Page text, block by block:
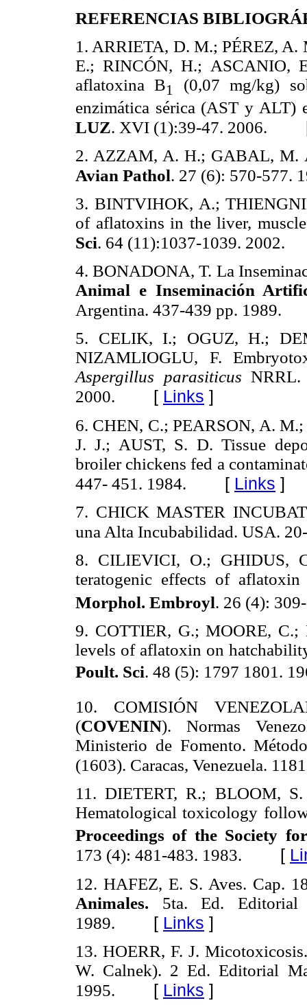
REFERENCIAS
1. ARRIETA, D. M.; PÉREZ,
E.; RINCÓN, H.; ASCANIO,
aflatoxina B1
(0,07 mg/kg)
enzimática sérica (AST y ALT)
LUZ. XVI (1):39-47. 2006.
2. AZZAM, A. H.; GABAL, M.
Avian Pathol. 27 (6): 570-577.
3. BINTVIHOK, A.;
of aflatoxins in the liver,
Sci. 64 (11):1037-1039. 2002.
4. BONADONA, T. La
Animal e Inseminación
Argentina. 437-439 pp. 1989.
5. CELIK, I.; OGUZ, H.;
NIZAMLIOGLU, F.
Aspergillus parasiticus NRRL.
2000. [ Links ]
6. CHEN, C.; PEARSON, A.
J. J.; AUST, S. D. Tissue
broiler chickens fed a
447- 451. 1984. [ Links ]
7. CHICK MASTER
una Alta Incubabilidad. USA.
8. CILIEVICI, O.; GHIDUS,
teratogenic effects of
Morphol. Embroyl. 26 (4):
9. COTTIER, G.; MOORE,
levels of aflatoxin on
Poult. Sci. 48 (5): 1797 1801.
10. COMISIÓN
(COVENIN). Normas
Ministerio de Fomento.
(1603). Caracas, Venezuela.
11. DIETERT, R.; BLOOM,
Hematological toxicology
Proceedings of the Society
173 (4): 481-483. 1983. [
12. HAFEZ, E. S. Aves. Cap.
Animales. 5ta. Ed. Editorial
1989. [ Links ]
13. HOERR, F. J.
W. Calnek). 2 Ed. Editorial
1995. [ Links ]